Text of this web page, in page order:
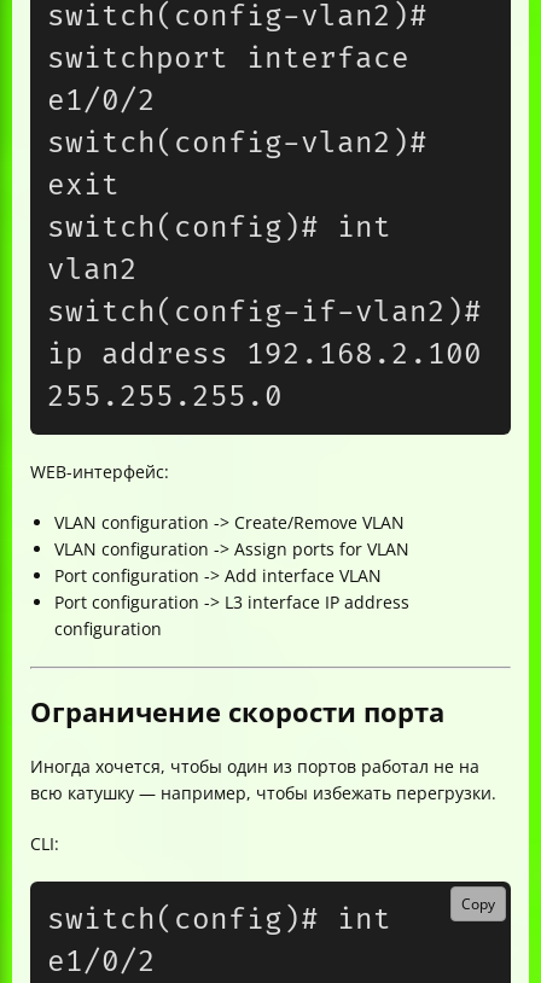
switch(config-vlan2)#
switchport interface
e1/0/2
switch(config-vlan2)#
exit
switch(config)# int
vlan2
switch(config-if-vlan2)#
ip address 192.168.2.100
WEB-интерфейс:
VLAN configuration -> Create/Remove VLAN
VLAN configuration -> Assign ports for VLAN
Port configuration -> Add interface VLAN
Port configuration -> L3 interface IP address
configuration
Ограничение скорости порта
Иногда хочется, чтобы один из портов работал не на
всю катушку — например, чтобы избежать перегрузки.
CLI:
switch(config)# int
e1/0/2
Copy